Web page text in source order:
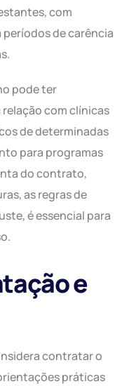
com
de carência
pode ter
com clínicas
de determinadas
para programas
do contrato,
as regras de
é essencial para
e
contratar o
práticas